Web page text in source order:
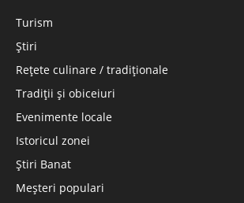
Turism
Știri
Rețete culinare / tradiționale
Tradiții și obiceiuri
Evenimente locale
Istoricul zonei
Știri Banat
Meșteri populari